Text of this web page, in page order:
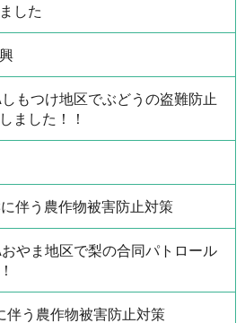
した
しもつけ地区でぶどうの盗難防止
ました！！
伴う農作物被害防止対策
おやま地区で梨の合同パトロール
伴う農作物被害防止対策